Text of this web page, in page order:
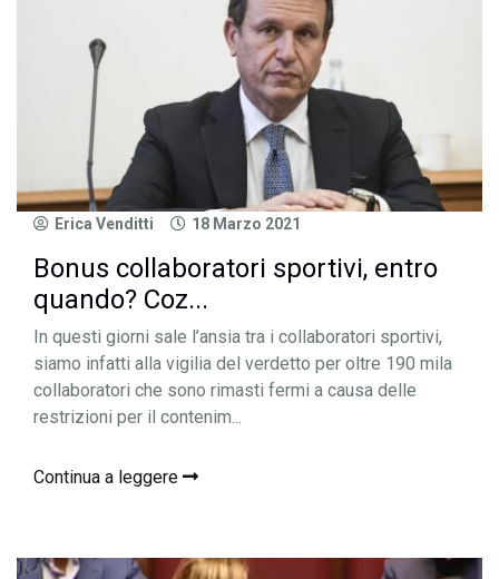
Erica Venditti 18 Marzo 2021
Bonus collaboratori sportivi, entro
quando? Coz...
In questi giorni sale l’ansia tra i collaboratori sportivi,
siamo infatti alla vigilia del verdetto per oltre 190 mila
collaboratori che sono rimasti fermi a causa delle
restrizioni per il contenim...
Continua a leggere